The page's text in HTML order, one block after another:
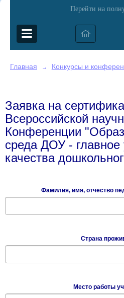
Перейти на
Главная → Конкурсы и
Заявка на
Всероссийской
Конференции
среда ДОУ - главное
качества
Фамилия, имя, отчество
Страна
Место работы